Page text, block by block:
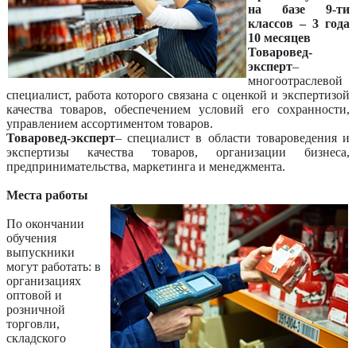
на базе 9-ти
классов – 3 года
10 месяцев
Товаровед-
эксперт–
многоотраслевой
специалист, работа которого связана с оценкой и экспертизой
качества товаров, обеспечением условий его сохранности,
управлением ассортиментом товаров.
Товаровед-эксперт– специалист в области товароведения и
экспертизы качества товаров, организации бизнеса,
предпринимательства, маркетинга и менеджмента.
Места работы
По окончании
обучения
выпускники
могут работать: в
организациях
оптовой и
розничной
торговли,
складского